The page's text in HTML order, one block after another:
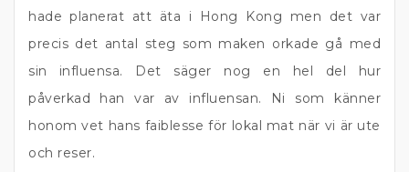
hade planerat att äta i Hong Kong men det var
precis det antal steg som maken orkade gå med
sin influensa. Det säger nog en hel del hur
påverkad han var av influensan. Ni som känner
honom vet hans faiblesse för lokal mat när vi är ute
och reser.